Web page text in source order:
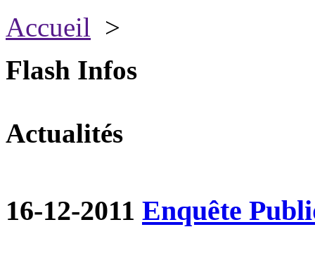
Accueil >
Flash Infos
Actualités
16-12-2011 Enquête